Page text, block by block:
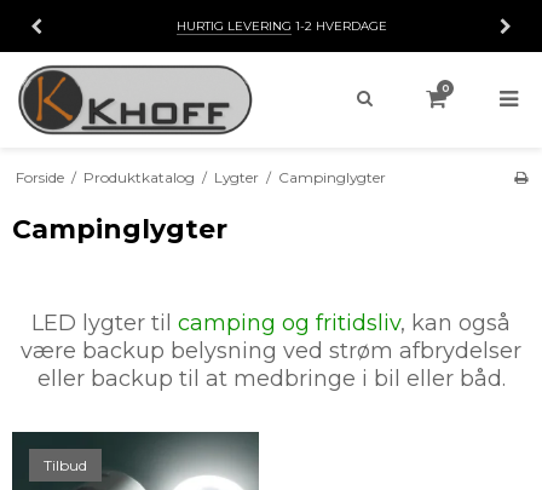
HURTIG LEVERING 1-2 HVERDAGE
0
Forside / Produktkatalog / Lygter / Campinglygter
Campinglygter
LED lygter til camping og fritidsliv, kan også
være backup belysning ved strøm afbrydelser
eller backup til at medbringe i bil eller båd.
Tilbud